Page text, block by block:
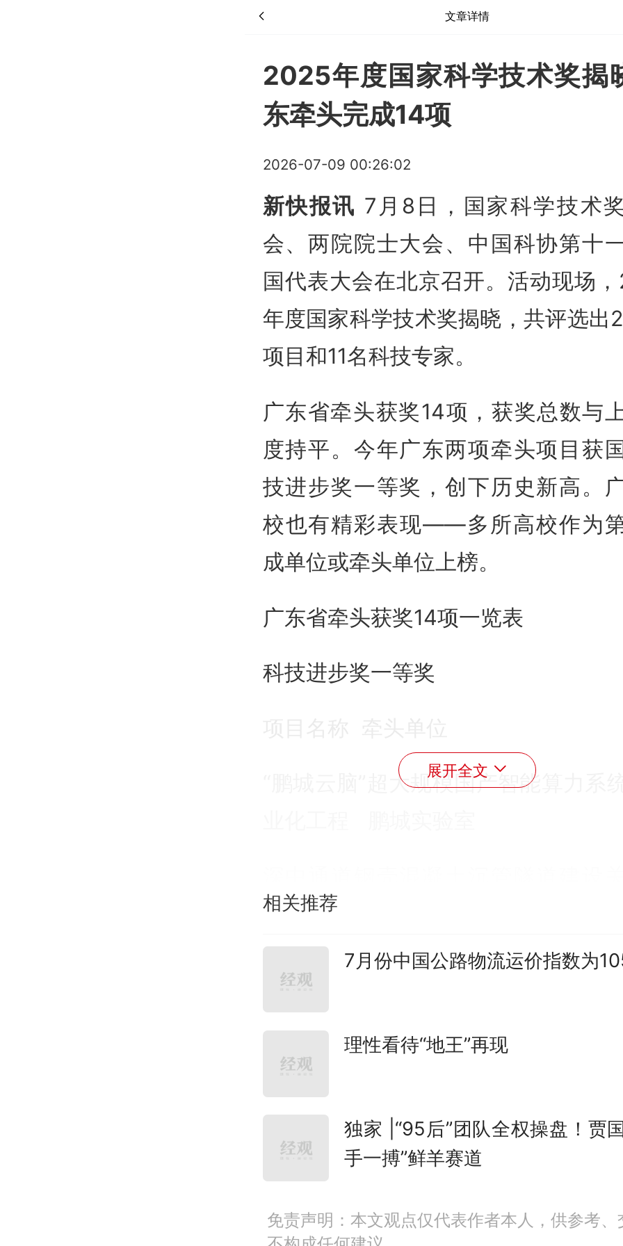
文章详情
2025年度国家科学技术奖揭
东牵头完成14项
2026-07-09 00:26:02
新快报讯 7月8日，国家科学技术
会、两院院士大会、中国科协第十
国代表大会在北京召开。活动现场
年度国家科学技术奖揭晓，共评选出
项目和11名科技专家。
广东省牵头获奖14项，获奖总数与
度持平。今年广东两项牵头项目获
技进步奖一等奖，创下历史新高。
校也有精彩表现——多所高校作为
成单位或牵头单位上榜。
广东省牵头获奖14项一览表
科技进步奖一等奖
“鹏城云脑”超大规模国产智能算力系
术、装备及应用 广东省交通集团有限
自然科学奖二等奖
项目名称 主要完成人
植物激素乙烯作用的分子机理 郭红
方科技大学
微纳光子的高效有序化和局域化研究
华 中山大学
展开全文
相关推荐
7月份中国公路物流运价指数为
理性看待“地王”再现
独家 |“95后”团队全权操盘！贾
手一搏”鲜羊赛道
免责声明：本文观点仅代表作者本人，供参考、